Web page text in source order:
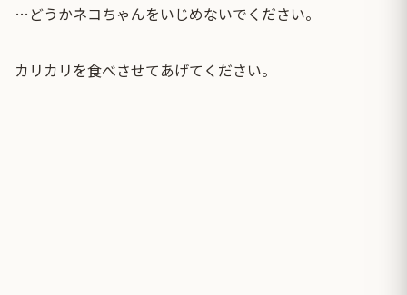
…どうかネコちゃんをいじめないでください。
カリカリを食べさせてあげてください。